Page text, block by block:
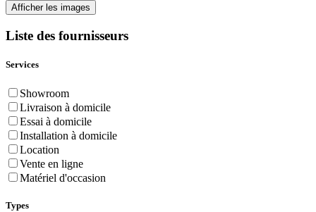
Afficher les images
Liste des fournisseurs
Services
Showroom
Livraison à domicile
Essai à domicile
Installation à domicile
Location
Vente en ligne
Matériel d'occasion
Types